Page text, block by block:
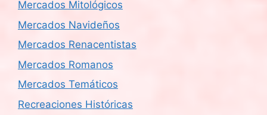
Mercados Mitológicos
Mercados Navideños
Mercados Renacentistas
Mercados Romanos
Mercados Temáticos
Recreaciones Históricas